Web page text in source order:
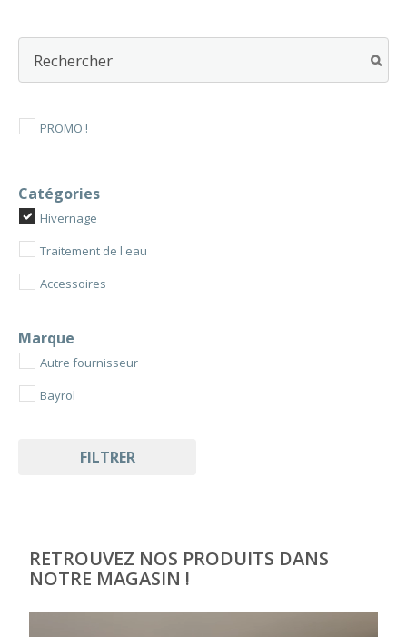
Les
PROMO !
Catégories
Hivernage
Traitement de l'eau
Accessoires
Marque
Autre fournisseur
Bayrol
FILTRER
RETROUVEZ NOS PRODUITS DANS
NOTRE MAGASIN !